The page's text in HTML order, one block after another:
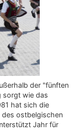
–
der Roten
–
zu
amtlich
amtlich
der "fünften
sorgt wie das
hat sich die
des ostbelgischen
Jahr für